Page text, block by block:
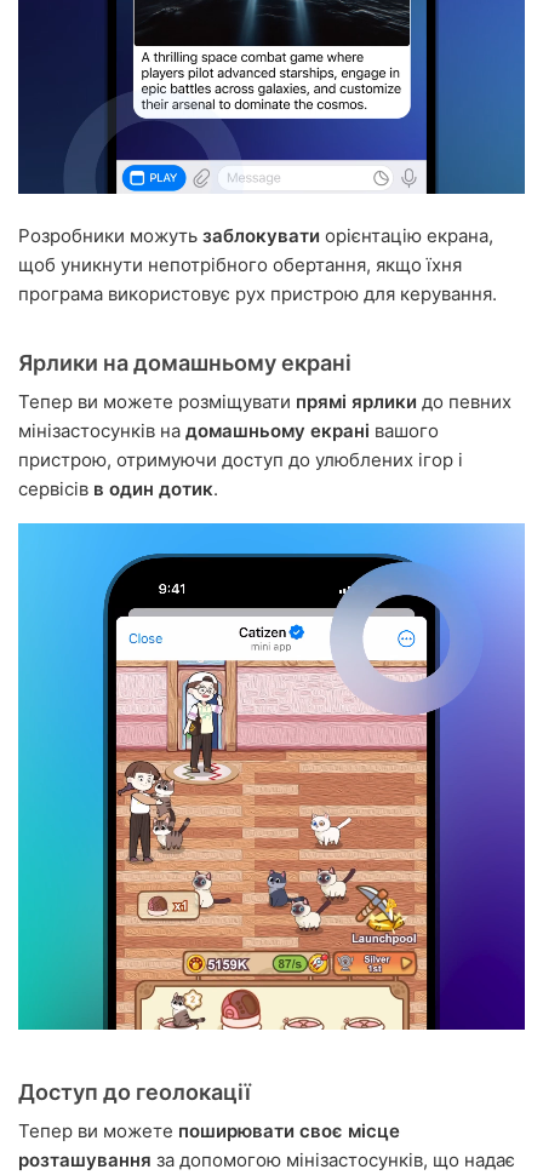
Розробники можуть заблокувати орієнтацію екрана,
щоб уникнути непотрібного обертання, якщо їхня
програма використовує рух пристрою для керування.
Ярлики на домашньому екрані
Тепер ви можете розміщувати прямі ярлики до певних
мінізастосунків на домашньому екрані вашого
пристрою, отримуючи доступ до улюблених ігор і
сервісів в один дотик.
Доступ до геолокації
Тепер ви можете поширювати своє місце
розташування за допомогою мінізастосунків, що надає